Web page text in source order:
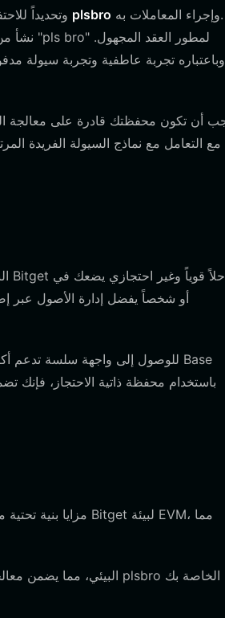
plsbro
وباعتباره تجربة عاطفية وتجربة سيولة
مع التعامل مع نماذج السيولة الفريدة